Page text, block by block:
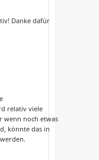
Danke dafür
relativ viele
wenn noch etwas
könnte das in